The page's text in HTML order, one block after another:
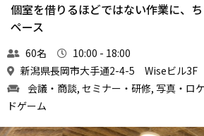
個室を借りるほどではない作業に、
ペース
60名
10:00 - 18:00
新潟県長岡市大手通2-4-5 Wiseビル3F
会議・商談, セミナー・研修, 写真・ロ
ドゲーム